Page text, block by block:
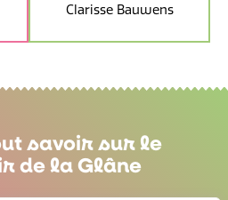
Clarisse Bauwens
savoir sur le
de la Glâne